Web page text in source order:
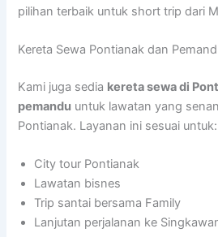
pilihan terbaik untuk short trip dari
Kereta Sewa Pontianak dan
Kami juga sedia kereta sewa di
pemandu untuk lawatan yang
Pontianak. Layanan ini sesuai untuk:
City tour Pontianak
Lawatan bisnes
Trip santai bersama Family
Lanjutan perjalanan ke